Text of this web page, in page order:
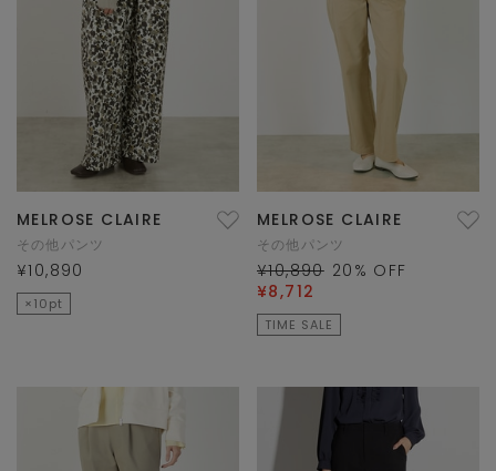
MELROSE CLAIRE
その他パンツ
¥10,890
×10pt
MELROSE CLAIRE
その他パンツ
¥10,890 20 % OFF
¥8,712
TIME SALE